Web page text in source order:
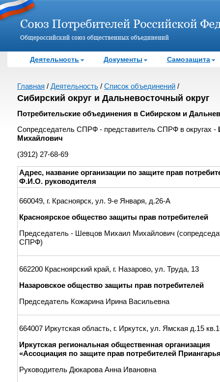
Деятельность Документы Самозащита
Главная / Деятельность / Список объединений /
Сибирский округ и Дальневосточный округ
Потребительские объединения в Сибирском и
Сопредседатель СПРФ - представитель СПРФ в округах -
Михайлович
(3912) 27-68-69
Адрес, название организации по защите прав
Ф.И.О. руководителя
660049, г. Красноярск, ул. 9-е Января, д.26-А
Красноярское общество защиты прав потребителей
Председатель - Шевцов Михаил Михайлович
СПРФ)
662200 Красноярский край, г. Назарово, ул. Труда, 13
Назаровское общество защиты прав потребителей
Председатель Кожарина Ирина Васильевна
664007 Иркутская область, г. Иркутск, ул. Ямская д.15
Иркутская региональная общественная организация
«Ассоциация по защите прав потребителей
Руководитель Дюкарова Анна Ивановна